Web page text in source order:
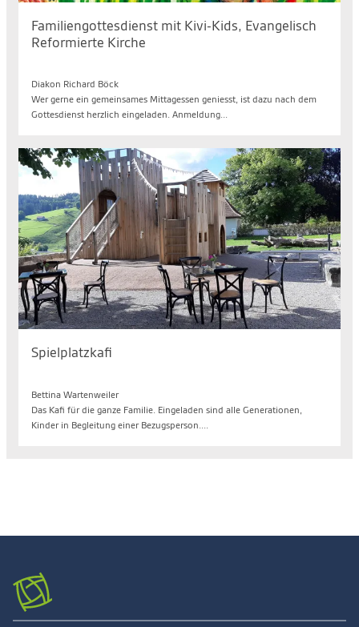
Familiengottesdienst mit Kivi-Kids, Evangelisch
Reformierte Kirche
Diakon Richard Böck
Wer gerne ein gemeinsames Mittagessen geniesst, ist dazu nach dem
Gottesdienst herzlich eingeladen. Anmeldung...
Spielplatzkafi
Bettina Wartenweiler
Das Kafi für die ganze Familie. Eingeladen sind alle Generationen,
Kinder in Begleitung einer Bezugsperson....